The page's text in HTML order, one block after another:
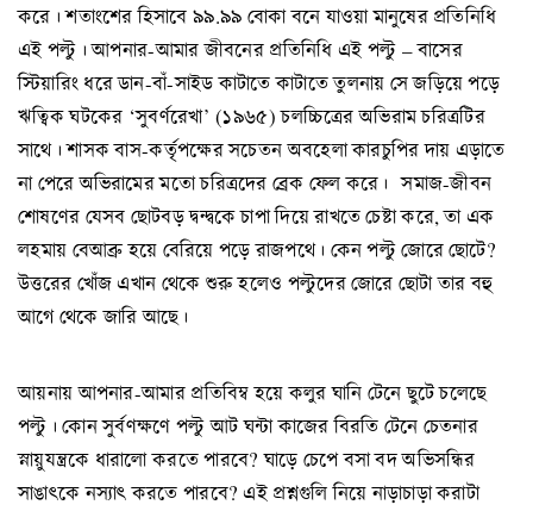
করে। শতাংশের হিসাবে ৯৯.৯৯ বোকা বনে যাওয়া মানুষের প্রতিনিধি
এই পল্টু। আপনার-আমার জীবনের প্রতিনিধি এই পল্টু – বাসের
স্টিয়ারিং ধরে ডান-বাঁ-সাইড কাটাতে কাটাতে তুলনায় সে জড়িয়ে পড়ে
ঋত্বিক ঘটকের ‘সুবর্ণরেখা’ (১৯৬৫) চলচ্চিত্রের অভিরাম চরিত্রটির
সাথে। শাসক বাস-কর্তৃপক্ষের সচেতন অবহেলা কারচুপির দায় এড়াতে
না পেরে অভিরামের মতো চরিত্রদের ব্রেক ফেল করে। সমাজ-জীবন
শোষণের যেসব ছোটবড় দ্বন্দ্বকে চাপা দিয়ে রাখতে চেষ্টা করে, তা এক
লহমায় বেআব্রু হয়ে বেরিয়ে পড়ে রাজপথে। কেন পল্টু জোরে ছোটে?
উত্তরের খোঁজ এখান থেকে শুরু হলেও পল্টুদের জোরে ছোটা তার বহু
আগে থেকে জারি আছে।
আয়নায় আপনার-আমার প্রতিবিম্ব হয়ে কলুর ঘানি টেনে ছুটে চলেছে
পল্টু। কোন সুর্বণক্ষণে পল্টু আট ঘন্টা কাজের বিরতি টেনে চেতনার
স্নায়ুযন্ত্রকে ধারালো করতে পারবে? ঘাড়ে চেপে বসা বদ অভিসন্ধির
সাঙাৎকে নস্যাৎ করতে পারবে? এই প্রশ্নগুলি নিয়ে নাড়াচাড়া করাটা